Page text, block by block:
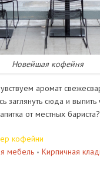
Новейшая кофейня
аромат
заглянуть сюда и
от местных бариста?
кофейни
мебель • Кирпичная